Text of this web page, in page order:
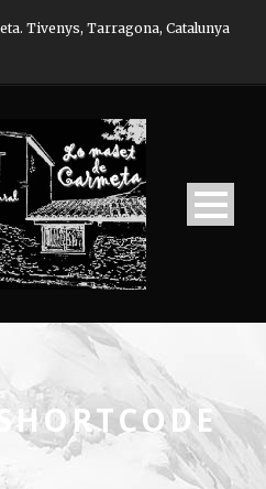
Tivenys, Tarragona, Catalunya